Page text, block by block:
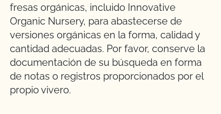
fresas orgánicas, incluido Innovative
Organic Nursery, para abastecerse de
versiones orgánicas en la forma, calidad y
cantidad adecuadas. Por favor, conserve la
documentación de su búsqueda en forma
de notas o registros proporcionados por el
propio vivero.